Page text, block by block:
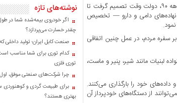
مهاجرانی با اشاره به شدت گرفتن تحریم‌های خارجی در اوایل دهه ۹۰ خاطرنشان کرد: با تشدید تحریم‌ها در آغاز دهه ۹۰، دولت وقت تصمیم گرفت تا
نهاده‌های دامی و دارو — تخصیص
سفره مردم، در عمل چنین اتفاقی
کالا‌ها شامل خانواده لبنیات مانند شیر، پنیر و ماست،
داده‌های خود را بارگذاری می‌کنند.
از دستگاه‌های خودپرداز آن
نوشته‌های تازه
اگر خودروی بیمه‌شده شما در
چقدر خسارت می‌پردازد؟
صنعت کابل ایران؛ تولید داخلی
کدام توری برای شما مناسب
توری فلزی
چرا شرکت‌های صنعتی موفق،
برای طبیعت گردی و کوهنوردی
بهتری هستند؟